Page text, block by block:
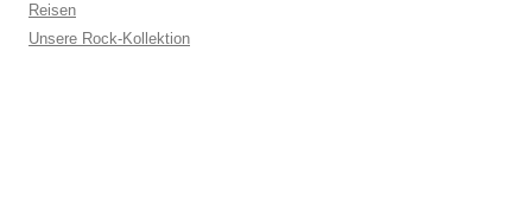
Reisen
Unsere Rock-Kollektion